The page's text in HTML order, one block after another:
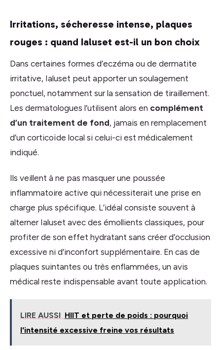
Irritations, sécheresse intense, plaques
rouges : quand Ialuset est-il un bon choix
Dans certaines formes d’eczéma ou de dermatite
irritative, Ialuset peut apporter un soulagement
ponctuel, notamment sur la sensation de tiraillement.
Les dermatologues l’utilisent alors en complément
d’un traitement de fond, jamais en remplacement
d’un corticoïde local si celui-ci est médicalement
indiqué.
Ils veillent à ne pas masquer une poussée
inflammatoire active qui nécessiterait une prise en
charge plus spécifique. L’idéal consiste souvent à
alterner Ialuset avec des émollients classiques, pour
profiter de son effet hydratant sans créer d’occlusion
excessive ni d’inconfort supplémentaire. En cas de
plaques suintantes ou très enflammées, un avis
médical reste indispensable avant toute application.
LIRE AUSSI HIIT et perte de poids : pourquoi
l'intensité excessive freine vos résultats